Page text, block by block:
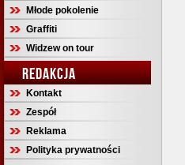
Młode pokolenie
Graffiti
Widzew on tour
REDAKCJA
Kontakt
Zespół
Reklama
Polityka prywatności